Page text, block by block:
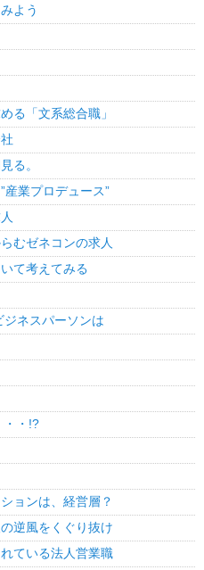
よう
る「文系総合職」
る。
産業プロデュース”
むゼネコンの求人
て考えてみる
ネスパーソンは
・・!?
ョンは、経営層？
逆風をくぐり抜け
ている法人営業職